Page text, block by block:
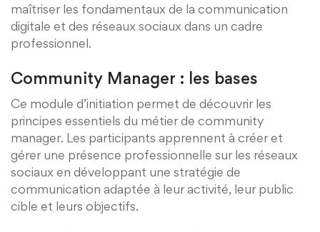
maîtriser les fondamentaux de la communication
digitale et des réseaux sociaux dans un cadre
professionnel.
Community Manager : les bases
Ce module d’initiation permet de découvrir les
principes essentiels du métier de community
manager. Les participants apprennent à créer et
gérer une présence professionnelle sur les réseaux
sociaux en développant une stratégie de
communication adaptée à leur activité, leur public
cible et leurs objectifs.